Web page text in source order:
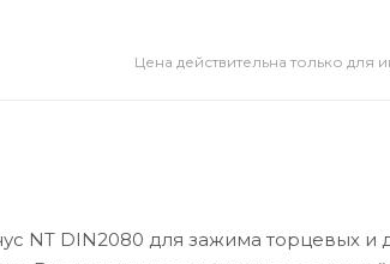
Цена действительна только для
NT DIN2080 для зажима торцевых и